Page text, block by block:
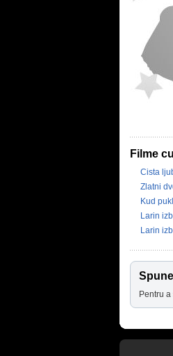
Filme
Cista
Zlatni
Kud
Larin
Larin
Pentru